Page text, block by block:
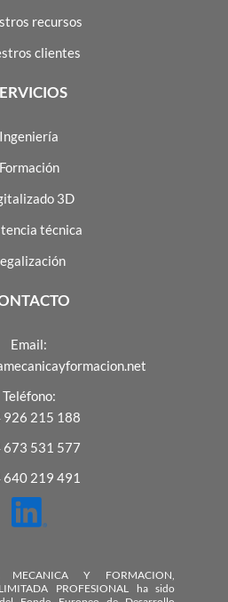
recursos
clientes
Ingeniería
Formación
3D
técnica
Email:
Teléfono:
926 215 188
673 531 577
640 219 491
MECANICA Y FORMACION,
PROFESIONAL ha sido